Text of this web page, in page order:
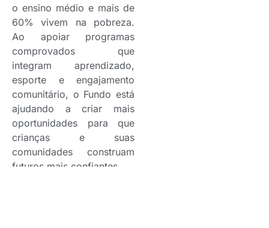
o ensino médio e mais de
60% vivem na pobreza.
Ao apoiar programas
comprovados que
integram aprendizado,
esporte e engajamento
comunitário, o Fundo está
ajudando a criar mais
oportunidades para que
crianças e suas
comunidades construam
futuros mais confiantes.